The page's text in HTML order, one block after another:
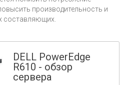
производительность и
составляющих.
DELL PowerEdge
R610 - обзор
сервера